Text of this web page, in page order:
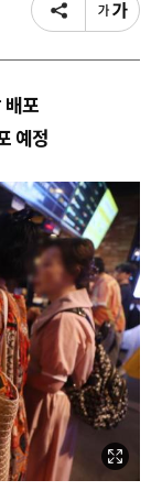
배포
예정